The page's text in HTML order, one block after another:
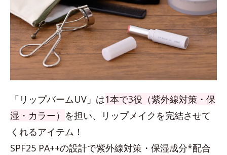
「リップバームUV」は1本で3役（紫外線対策・保
湿・カラー） を担い、リップメイクを完結させて
くれるアイテム！
SPF25 PA++の設計で紫外線対策・保湿成分*配合